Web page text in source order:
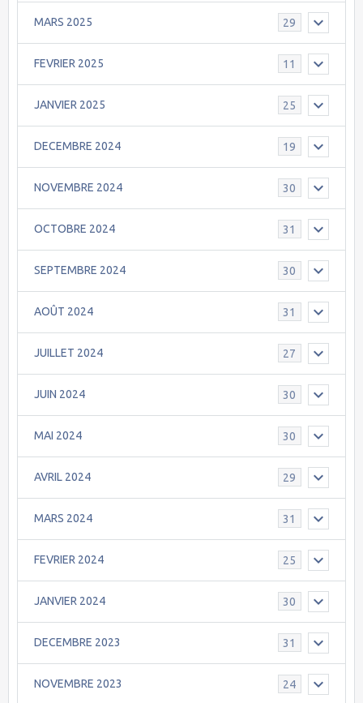
MARS 2025 29
FEVRIER 2025 11
JANVIER 2025 25
DECEMBRE 2024 19
NOVEMBRE 2024 30
OCTOBRE 2024 31
SEPTEMBRE 2024 30
AOÛT 2024 31
JUILLET 2024 27
JUIN 2024 30
MAI 2024 30
AVRIL 2024 29
MARS 2024 31
FEVRIER 2024 25
JANVIER 2024 30
DECEMBRE 2023 31
NOVEMBRE 2023 24